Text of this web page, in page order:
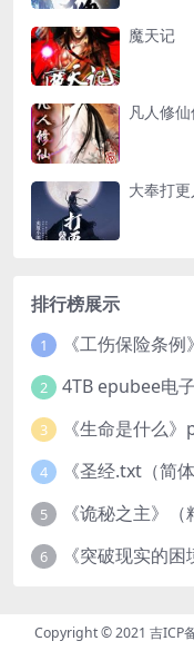
魔天记
凡人修
大奉打
排行榜展示
1 《工伤保险条
2 4TB epubee电
3 《生命是什么
4
5
6
Copyright © 2021 吉ICP